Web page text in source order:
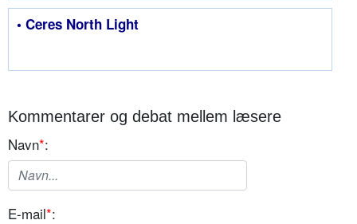
• Ceres North Light
Kommentarer og debat mellem læsere
Navn*:
E-mail*: